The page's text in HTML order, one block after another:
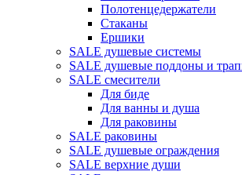
Полотенцедержатели
Стаканы
Ершики
SALE душевые системы
SALE душевые поддоны и
SALE смесители
Для биде
Для ванны и душа
Для раковины
SALE раковины
SALE душевые ограждения
SALE верхние души